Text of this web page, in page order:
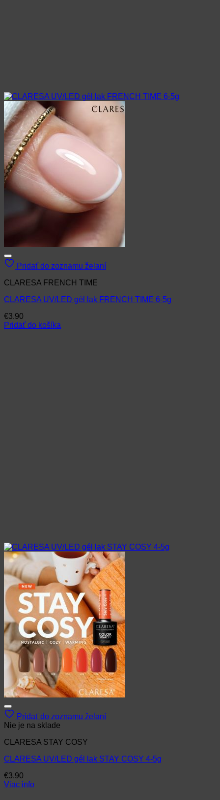
Pridať do zoznamu želaní
CLARESA FRENCH TIME
CLARESA UV/LED gél lak FRENCH TIME 6-5g
€3.90
Pridať do košíka
Pridať do zoznamu želaní
Nie je na sklade
CLARESA STAY COSY
CLARESA UV/LED gél lak STAY COSY 4-5g
€3.90
Viac info